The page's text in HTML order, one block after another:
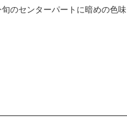
のセンターパートに暗めの色味